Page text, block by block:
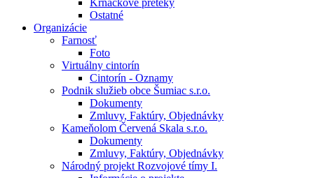
Krnackove preteky
Ostatné
Organizácie
Farnosť
Foto
Virtuálny cintorín
Cintorín - Oznamy
Podnik služieb obce Šumiac s.r.o.
Dokumenty
Zmluvy, Faktúry, Objednávky
Kameňolom Červená Skala s.r.o.
Dokumenty
Zmluvy, Faktúry, Objednávky
Národný projekt Rozvojové tímy I.